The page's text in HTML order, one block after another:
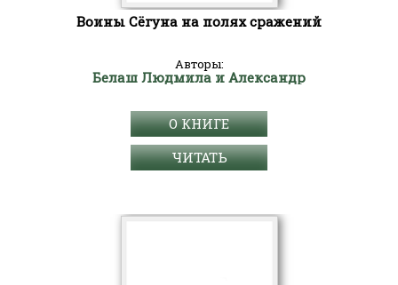
Воины Сёгуна на полях сражений
Авторы:
Белаш Людмила и Александр
О КНИГЕ
ЧИТАТЬ